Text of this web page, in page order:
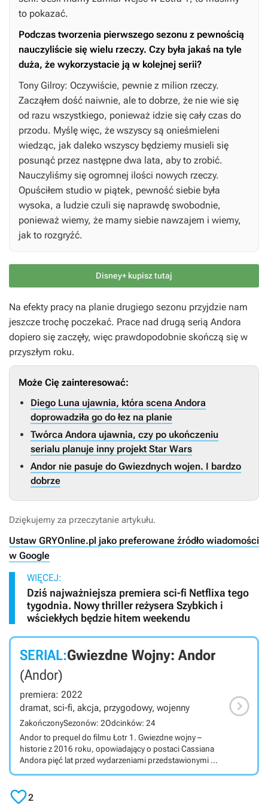
to pokazać.
Podczas tworzenia pierwszego sezonu z pewnością
nauczyliście się wielu rzeczy. Czy była jakaś na tyle
duża, że wykorzystacie ją w kolejnej serii?
Tony Gilroy: Oczywiście, pewnie z milion rzeczy.
Zacząłem dość naiwnie, ale to dobrze, że nie wie się
od razu wszystkiego, ponieważ idzie się cały czas do
przodu. Myślę więc, że wszyscy są onieśmieleni
wiedząc, jak daleko wszyscy będziemy musieli się
posunąć przez następne dwa lata, aby to zrobić.
Nauczyliśmy się ogromnej ilości nowych rzeczy.
Opuściłem studio w piątek, pewność siebie była
wysoka, a ludzie czuli się naprawdę swobodnie,
ponieważ wiemy, że mamy siebie nawzajem i wiemy,
jak to rozgryźć.
Disney+ kupisz tutaj
Na efekty pracy na planie drugiego sezonu przyjdzie nam
jeszcze trochę poczekać. Prace nad drugą serią Andora
dopiero się zaczęły, więc prawdopodobnie skończą się w
przyszłym roku.
Może Cię zainteresować:
Diego Luna ujawnia, która scena Andora
doprowadziła go do łez na planie
Twórca Andora ujawnia, czy po ukończeniu
serialu planuje inny projekt Star Wars
Andor nie pasuje do Gwiezdnych wojen. I bardzo
dobrze
Dziękujemy za przeczytanie artykułu.
Ustaw GRYOnline.pl jako preferowane źródło wiadomości
w Google
WIĘCEJ:
Dziś najważniejsza premiera sci-fi Netflixa tego
tygodnia. Nowy thriller reżysera Szybkich i
wściekłych będzie hitem weekendu
SERIAL:Gwiezdne Wojny: Andor
(Andor)
premiera: 2022
dramat, sci-fi, akcja, przygodowy, wojenny
ZakończonySezonów: 2Odcinków: 24
Andor to prequel do filmu Łotr 1. Gwiezdne wojny –
historie z 2016 roku, opowiadający o postaci Cassiana
Andora pięć lat przed wydarzeniami przedstawionymi w
Gwiezdnych wojen został stworzony przez Tony’ego

2